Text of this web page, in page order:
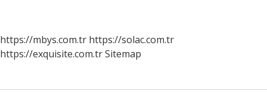
https://mbys.com.tr https://solac.com.tr
https://exquisite.com.trSitemap